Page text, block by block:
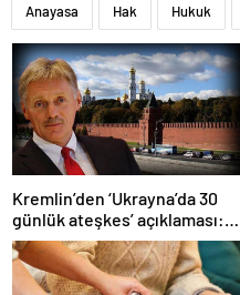
Anayasa Hak Hukuk
Kremlin’den ‘Ukrayna’da 30
günlük ateşkes’ açıklaması:
Bunu iyice düşünmeliyiz